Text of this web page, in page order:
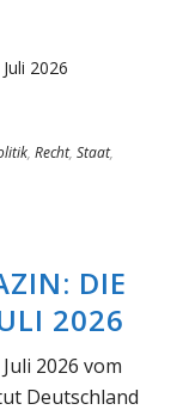
, Recht, Staat,
DIE
2026
2026 vom
Deutschland